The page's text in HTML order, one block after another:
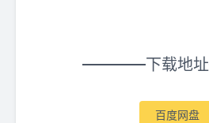
下载地址
百度网盘